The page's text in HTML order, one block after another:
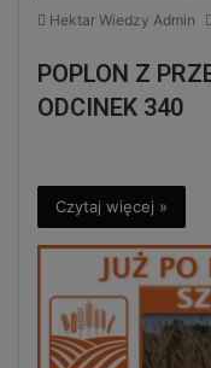
Hektar Wiedzy Admin
POPLON Z
ODCINEK 340
Czytaj więcej »